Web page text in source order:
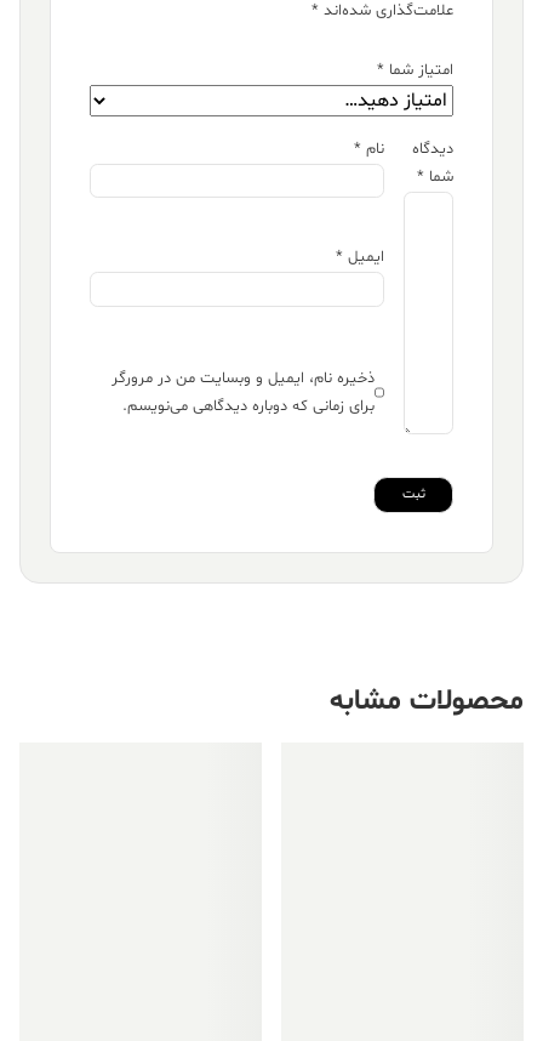
علامت‌گذاری شده‌اند *
امتیاز شما *
دیدگاه
شما *
نام *
ایمیل *
ذخیره نام، ایمیل و وبسایت من در مرورگر
برای زمانی که دوباره دیدگاهی می‌نویسم.
محصولات مشابه